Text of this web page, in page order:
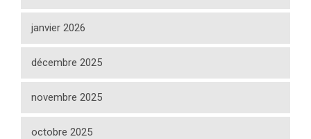
janvier 2026
décembre 2025
novembre 2025
octobre 2025